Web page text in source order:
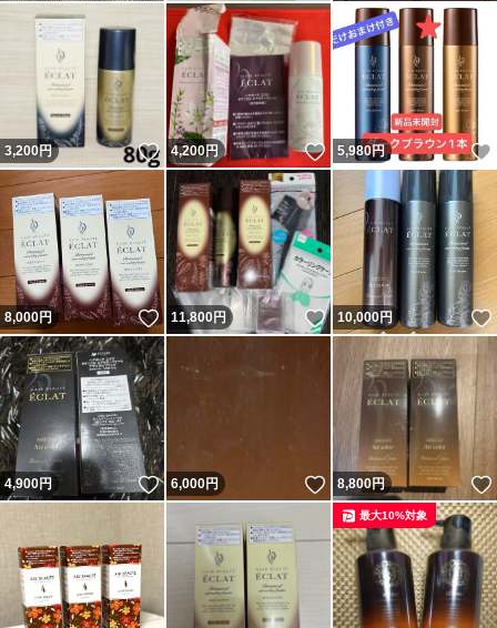
3,200円 いいね！
4,200円 いいね！
5,980円
8,000円 いいね！
11,800円 いいね！
10,000円
4,900円 いいね！
6,000円 いいね！
8,800円
最大10%対象